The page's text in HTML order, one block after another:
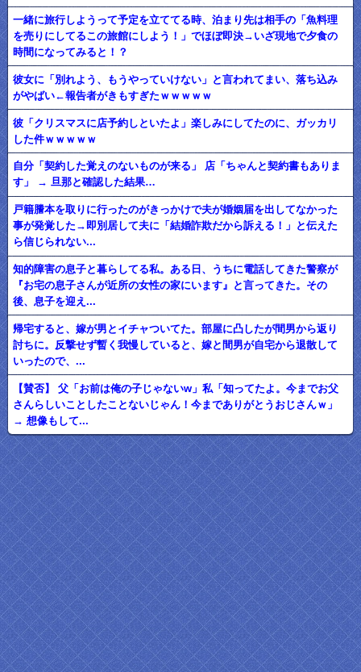
一緒に旅行しようって予定を立ててる時、泊まり先は相手の「魚料理
を売りにしてるこの旅館にしよう！」でほぼ即決→いざ現地で夕食の
時間になってみると！？
彼女に「別れよう、もうやっていけない」と言われてまい、落ち込み
がやばい←報告者がきもすぎたｗｗｗｗｗ
彼「クリスマスに店予約しといたよ」楽しみにしてたのに、ガッカリ
した件ｗｗｗｗｗ
自分「契約した覚えのないものが来る」 店「ちゃんと契約書もありま
す」 → 旦那と確認した結果…
戸籍謄本を取りに行ったのがきっかけで夫が婚姻届を出してなかった
事が発覚した→即別居して夫に「結婚詐欺だから訴える！」と伝えた
ら信じられない...
知的障害の息子と暮らしてる私。ある日、うちに電話してきた警察が
『お宅の息子さんが近所の女性の家にいます』と言ってきた。その
後、息子を迎え...
帰宅すると、嫁が男とイチャついてた。部屋に凸したが間男から返り
討ちに。反撃せず暫く我慢していると、嫁と間男が自宅から退散して
いったので、...
【賛否】 父「お前は俺の子じゃないw」私「知ってたよ。今までお父
さんらしいことしたことないじゃん！今までありがとうおじさんｗ」
→ 想像もして...